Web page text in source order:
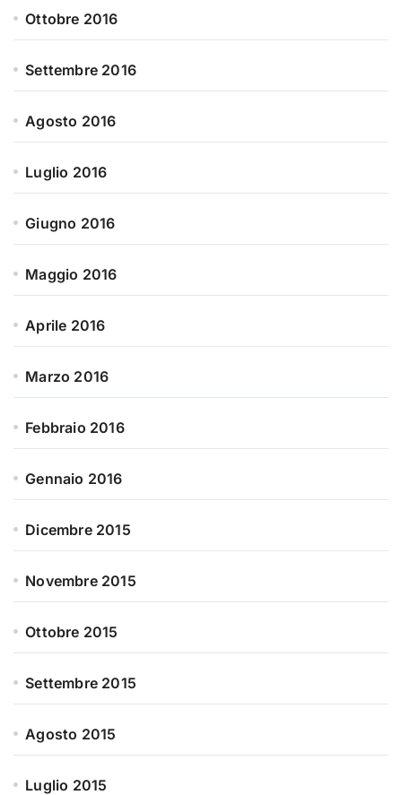
Ottobre 2016
Settembre 2016
Agosto 2016
Luglio 2016
Giugno 2016
Maggio 2016
Aprile 2016
Marzo 2016
Febbraio 2016
Gennaio 2016
Dicembre 2015
Novembre 2015
Ottobre 2015
Settembre 2015
Agosto 2015
Luglio 2015